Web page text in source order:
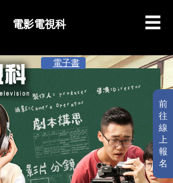
電影電視科
前
往
線
上
報
名
電子書